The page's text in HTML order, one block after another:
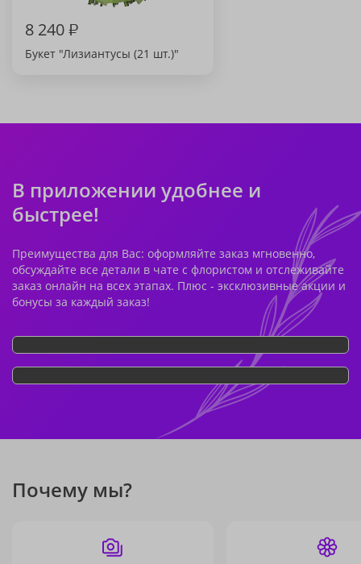
8 240₽
Букет "Лизиантусы (21 шт.)"
В приложении удобнее и
быстрее!
Преимущества для Вас: оформляйте заказ мгновенно,
обсуждайте все детали в чате с флористом и отслеживайте
заказ онлайн на всех этапах. Плюс - эксклюзивные акции и
бонусы за каждый заказ!
Почему мы?